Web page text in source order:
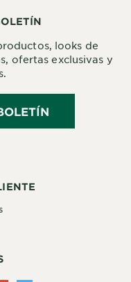
looks de
ofertas exclusivas y